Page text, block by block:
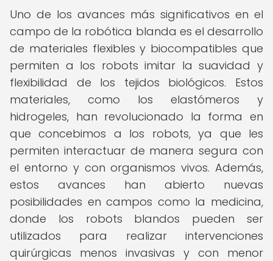
Uno de los avances más significativos en el
campo de la robótica blanda es el desarrollo
de materiales flexibles y biocompatibles que
permiten a los robots imitar la suavidad y
flexibilidad de los tejidos biológicos. Estos
materiales, como los elastómeros y
hidrogeles, han revolucionado la forma en
que concebimos a los robots, ya que les
permiten interactuar de manera segura con
el entorno y con organismos vivos. Además,
estos avances han abierto nuevas
posibilidades en campos como la medicina,
donde los robots blandos pueden ser
utilizados para realizar intervenciones
quirúrgicas menos invasivas y con menor